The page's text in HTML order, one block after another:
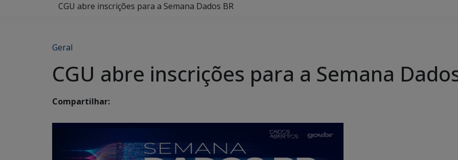
CGU abre inscrições para a Semana Dados BR
Geral
CGU abre inscrições para a Semana
Compartilhar: